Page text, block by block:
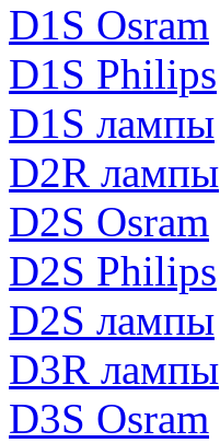
D1S Osram
D1S Philips
D1S лампы
D2R лампы
D2S Osram
D2S Philips
D2S лампы
D3R лампы
D3S Osram